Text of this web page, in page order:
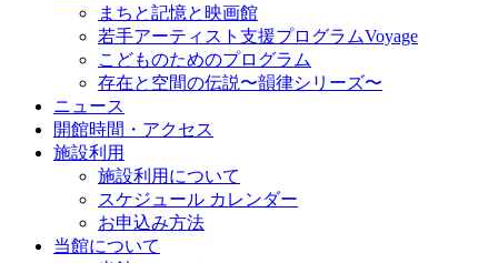
まちと記憶と映画館
若手アーティスト支援プログラムVoyage
こどものためのプログラム
存在と空間の伝説〜韻律シリーズ〜
ニュース
開館時間・アクセス
施設利用
施設利用について
スケジュール カレンダー
お申込み方法
当館について